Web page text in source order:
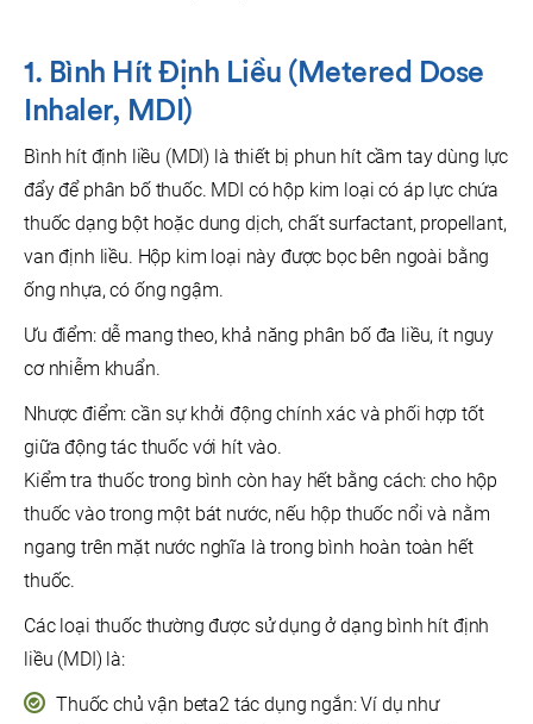
1. Bình Hít Định Liều (Metered Dose
Inhaler, MDI)
Bình hít định liều (MDI) là thiết bị phun hít cầm tay dùng lực
đẩy để phân bố thuốc. MDI có hộp kim loại có áp lực chứa
thuốc dạng bột hoặc dung dịch, chất surfactant, propellant,
van định liều. Hộp kim loại này được bọc bên ngoài bằng
ống nhựa, có ống ngậm.
Ưu điểm: dễ mang theo, khả năng phân bố đa liều, ít nguy
cơ nhiễm khuẩn.
Nhược điểm: cần sự khởi động chính xác và phối hợp tốt
giữa động tác thuốc với hít vào.
Kiểm tra thuốc trong bình còn hay hết bằng cách: cho hộp
thuốc vào trong một bát nước, nếu hộp thuốc nổi và nằm
ngang trên mặt nước nghĩa là trong bình hoàn toàn hết
thuốc.
Các loại thuốc thường được sử dụng ở dạng bình hít định
liều (MDI) là:
Thuốc chủ vận beta2 tác dụng ngắn: Ví dụ như